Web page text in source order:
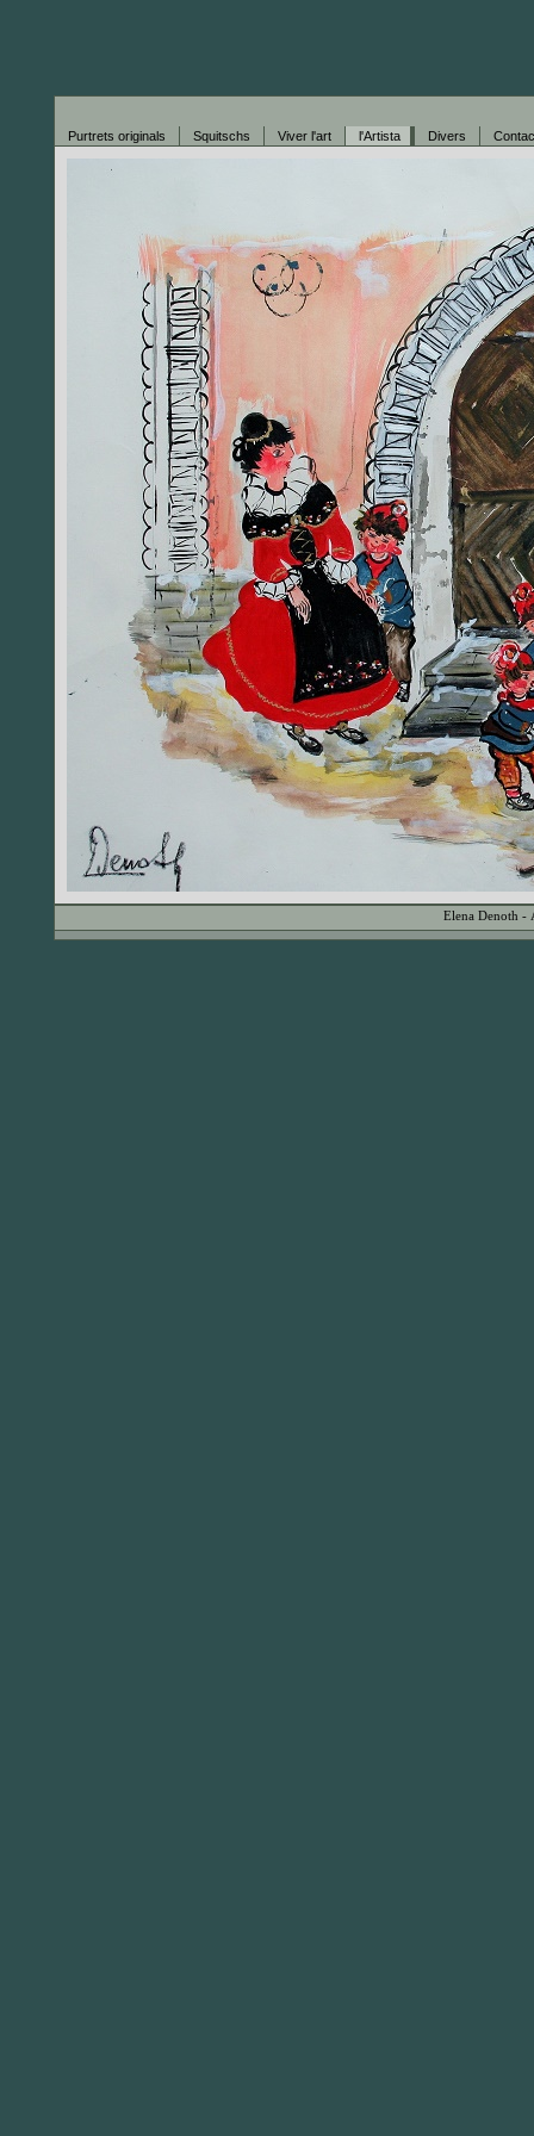
Purtrets originals Squitschs Viver l'art l'Artista Divers
Elena Denoth -